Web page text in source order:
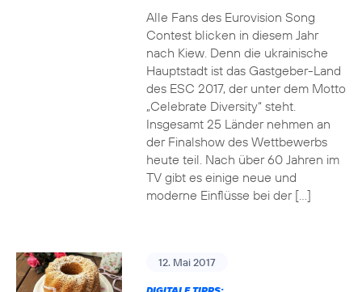
Alle Fans des Eurovision Song
Contest blicken in diesem Jahr
nach Kiew. Denn die ukrainische
Hauptstadt ist das Gastgeber-Land
des ESC 2017, der unter dem Motto
„Celebrate Diversity“ steht.
Insgesamt 25 Länder nehmen an
der Finalshow des Wettbewerbs
heute teil. Nach über 60 Jahren im
TV gibt es einige neue und
moderne Einflüsse bei der […]
12. Mai 2017